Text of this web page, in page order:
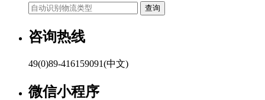
咨询热线
49(0)89-416159091(中文)
微信小程序